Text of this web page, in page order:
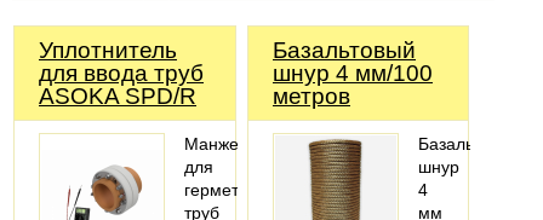
Уплотнитель
для ввода труб
ASOKA SPD/R
Манжета
для
герметизации
труб
Базальтовый
шнур 4 мм/100
метров
Базальтовый
шнур
4
мм